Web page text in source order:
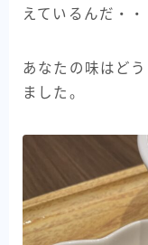
えているんだ・・
あなたの味はど
ました。